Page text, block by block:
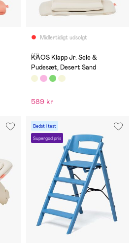
Midlertidigt udsolgt
(0)
KAOS Klapp Jr. Sele &
Pudesæt, Desert Sand
589 kr
Bedst i test
Supergod pris